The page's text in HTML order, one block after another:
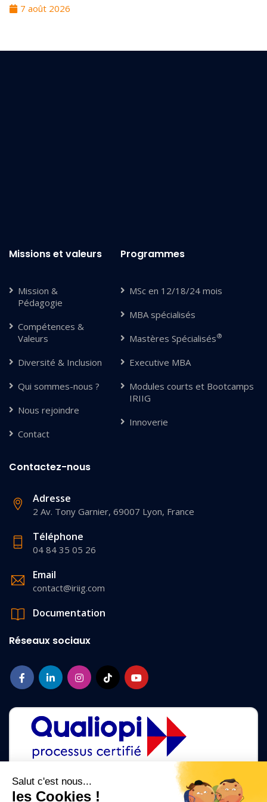
Salut c'est nous...
les Cookies !
7 août 2026
Missions et valeurs
Mission &
Pédagogie
Compétences &
Valeurs
Diversité & Inclusion
Qui sommes-nous ?
Nous rejoindre
Contact
Programmes
MSc en 12/18/24 mois
MBA spécialisés
Mastères Spécialisés®
Executive MBA
Modules courts et Bootcamps
IRIIG
Innoverie
Contactez-nous
Adresse
2 Av. Tony Garnier, 69007 Lyon, France
Téléphone
04 84 35 05 26
Email
contact@iriig.com
Documentation
Réseaux sociaux
La certification qualité a été délivrée au titre des catégories d'action